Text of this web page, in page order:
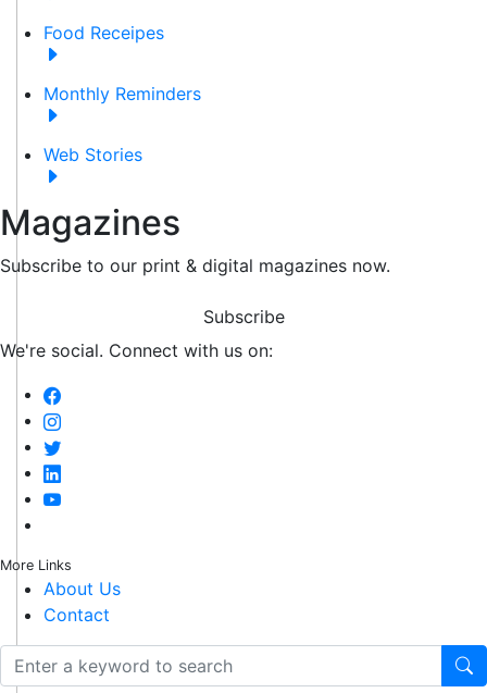
Food Receipes
Monthly Reminders
Web Stories
Magazines
Subscribe to our print & digital magazines now.
Subscribe
We're social. Connect with us on:
More Links
About Us
Contact